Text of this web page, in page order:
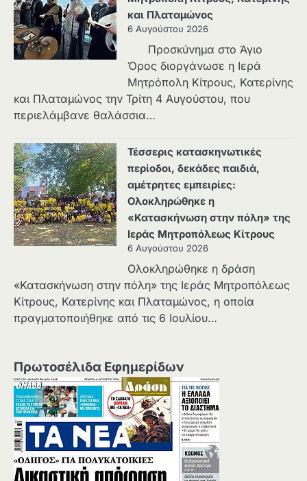
και Πλαταμώνος
6 Αυγούστου 2026
Προσκύνημα στο Άγιο
Όρος διοργάνωσε η Ιερά
Μητρόπολη Κίτρους, Κατερίνης
και Πλαταμώνος την Τρίτη 4 Αυγούστου, που
περιελάμβανε θαλάσσια…
Τέσσερις κατασκηνωτικές
περίοδοι, δεκάδες παιδιά,
αμέτρητες εμπειρίες:
Ολοκληρώθηκε η
«Κατασκήνωση στην πόλη» της
Ιεράς Μητροπόλεως Κίτρους
6 Αυγούστου 2026
Ολοκληρώθηκε η δράση
«Κατασκήνωση στην πόλη» της Ιεράς Μητροπόλεως
Κίτρους, Κατερίνης και Πλαταμώνος, η οποία
πραγματοποιήθηκε από τις 6 Ιουλίου…
Πρωτοσέλιδα Εφημερίδων